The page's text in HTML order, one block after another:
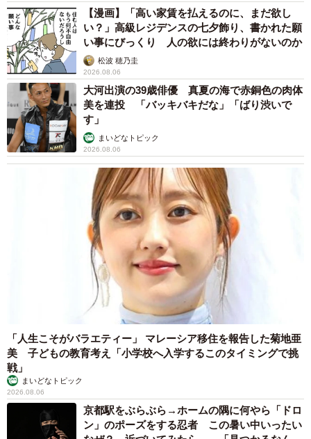
【漫画】「高い家賃を払えるのに、まだ欲し
い？」高級レジデンスの七夕飾り、書かれた願
い事にびっくり 人の欲には終わりがないのか
松波 穂乃圭
2026.08.06
大河出演の39歳俳優 真夏の海で赤銅色の肉体
美を連投 「バッキバキだな」「ばり渋いで
す」
まいどなトピック
2026.08.06
「人生こそがバラエティー」 マレーシア移住を報告した菊地亜
美 子どもの教育考え「小学校へ入学するこのタイミングで挑
戦」
まいどなトピック
2026.08.06
京都駅をぶらぶら→ホームの隅に何やら「ドロ
ン」のポーズをする忍者 この暑い中いったい